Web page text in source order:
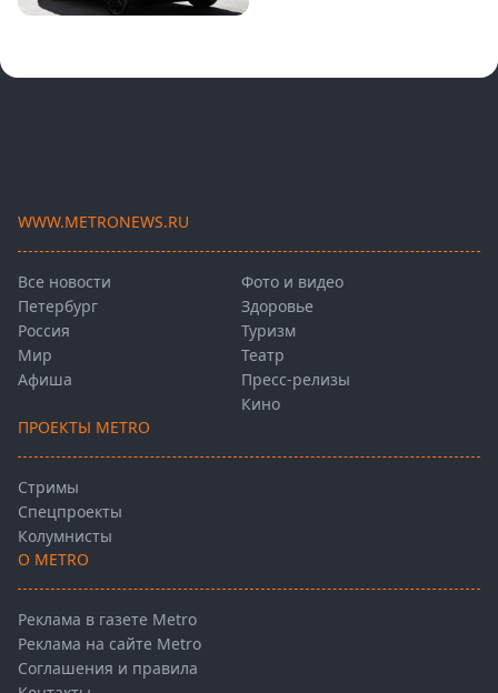
WWW.METRONEWS.RU
Все новости
Петербург
Россия
Мир
Афиша
Фото и видео
Здоровье
Туризм
Театр
Пресс-релизы
Кино
ПРОЕКТЫ METRO
Стримы
Спецпроекты
Колумнисты
О METRO
Реклама в газете Metro
Реклама на сайте Metro
Соглашения и правила